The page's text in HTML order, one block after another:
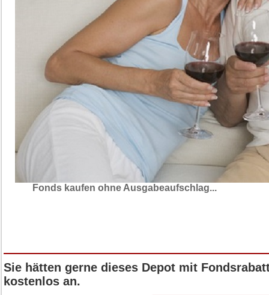
Fonds kaufen ohne Ausgabeaufschlag...
Sie hätten gerne dieses Depot mit
kostenlos an.